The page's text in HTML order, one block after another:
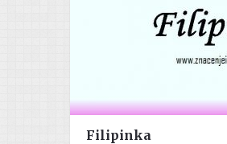
Filipinka